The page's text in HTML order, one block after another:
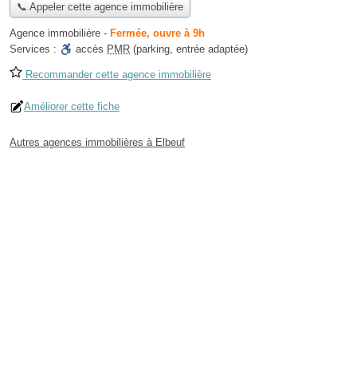
📞 Appeler cette agence immobilière
Agence immobilière - Fermée, ouvre à 9h
Services :
accès PMR (parking, entrée adaptée)
Recommander cette agence immobilière
Améliorer cette fiche
Autres agences immobilières à Elbeuf